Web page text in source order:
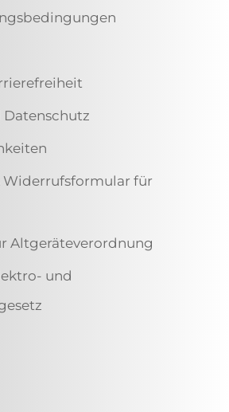
Datenschutz
Widerrufsformular für
Altgeräteverordnung
und